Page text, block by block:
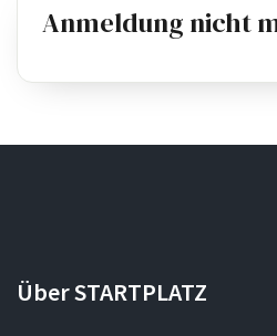
Anmeldung nicht
Über STARTPLATZ